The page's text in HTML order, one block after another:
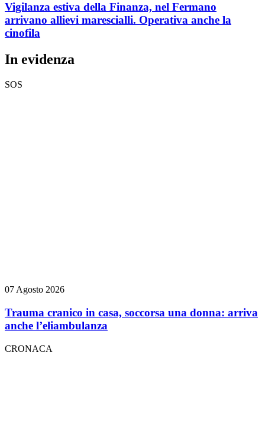
Vigilanza estiva della Finanza, nel Fermano
arrivano allievi marescialli. Operativa anche la
cinofila
In evidenza
SOS
07 Agosto 2026
Trauma cranico in casa, soccorsa una donna: arriva
anche l’eliambulanza
CRONACA